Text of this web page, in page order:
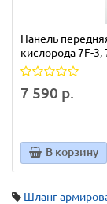
Панель
кислорода 7F-3,
7 590 р.
В корзину
Шланг